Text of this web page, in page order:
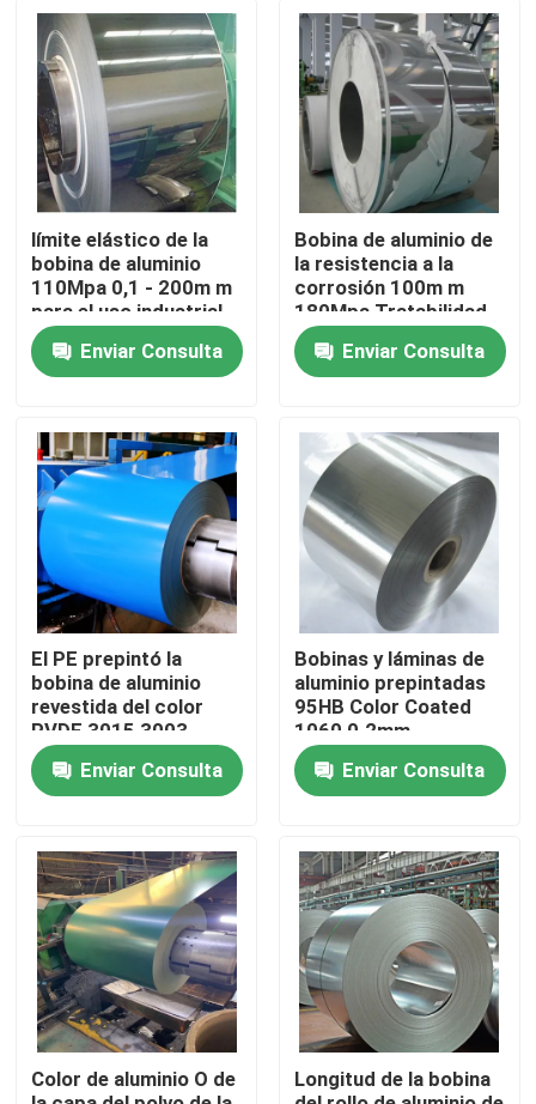
Productos
Videos
Sobre nosotros
Visita a la fábrica
Control de Calidad
Solicitar una cotización
Bobina de aluminio del final del molino
Bobina de aluminio revestida del color
Bobina de aluminio en frío
límite elástico de la
bobina de aluminio
110Mpa 0,1 - 200m m
para el uso industrial
Enviar Consulta
Bobina de aluminio de
la resistencia a la
corrosión 100m m
180Mpa Tratabilidad
térmica buena
Enviar Consulta
El PE prepintó la
bobina de aluminio
revestida del color
PVDF 3015 3003
200m m para la
decoración de la
pared
Enviar Consulta
Bobinas y láminas de
aluminio prepintadas
95HB Color Coated
1060 0.2mm
Enviar Consulta
Color de aluminio O de
Longitud de la bobina